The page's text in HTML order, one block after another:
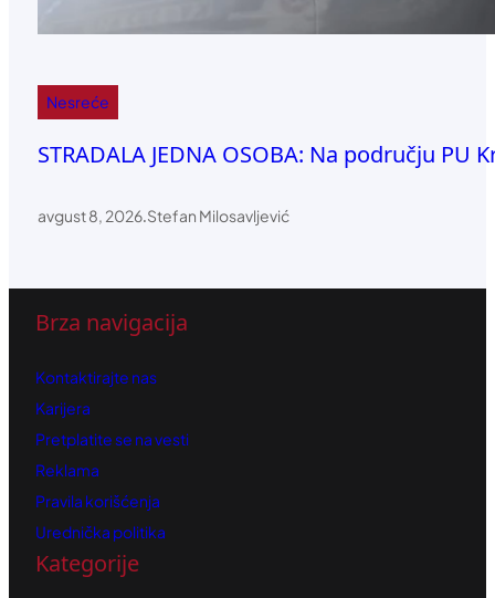
Nesreće
STRADALA JEDNA OSOBA: Na području PU
avgust 8, 2026.Stefan Milosavljević
Brza navigacija
Kontaktirajte nas
Karijera
Pretplatite se na vesti
Reklama
Pravila korišćenja
Urednička politika
Kategorije